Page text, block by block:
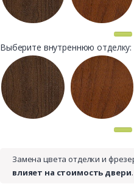
Выберите внутреннюю отделку:
Замена цвета отделки и
влияет на стоимость двери.